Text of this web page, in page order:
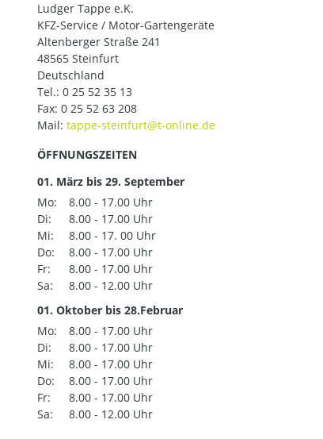
Ludger Tappe e.K.
KFZ-Service / Motor-Gartengeräte
Altenberger Straße 241
48565 Steinfurt
Deutschland
Tel.: 0 25 52 35 13
Fax: 0 25 52 63 208
Mail:
ÖFFNUNGSZEITEN
01. März bis 29. September
Mo:
8.00 - 17.00 Uhr
Di:
8.00 - 17.00 Uhr
Mi:
8.00 - 17. 00 Uhr
Do:
8.00 - 17.00 Uhr
Fr:
8.00 - 17.00 Uhr
Sa:
8.00 - 12.00 Uhr
01. Oktober bis 28.Februar
Mo:
8.00 - 17.00 Uhr
Di:
8.00 - 17.00 Uhr
Mi:
8.00 - 17.00 Uhr
Do:
8.00 - 17.00 Uhr
Fr:
8.00 - 17.00 Uhr
Sa:
8.00 - 12.00 Uhr